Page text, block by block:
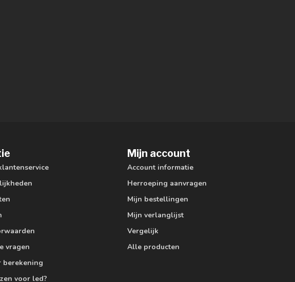
vragen
berekening
voor led?
Mijn account
Account informatie
Herroeping aanvragen
Mijn bestellingen
Mijn verlanglijst
Vergelijk
Alle producten